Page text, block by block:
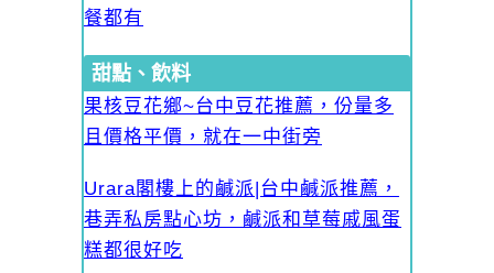
餐都有
甜點、飲料
果核豆花鄉~台中豆花推薦，份量多
且價格平價，就在一中街旁
Urara閣樓上的鹹派|台中鹹派推薦，
巷弄私房點心坊，鹹派和草莓戚風蛋
糕都很好吃